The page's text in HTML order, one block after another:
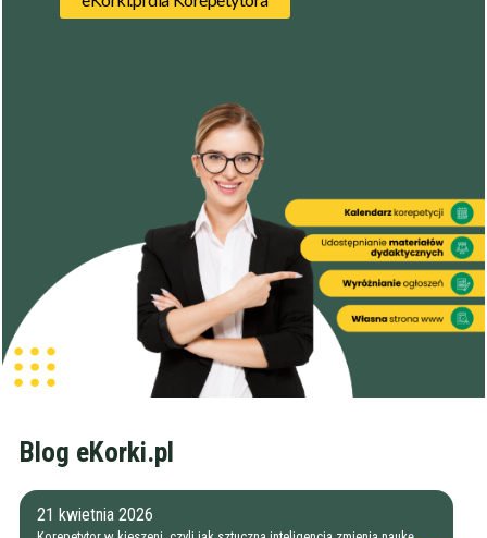
Blog eKorki.pl
21 kwietnia 2026